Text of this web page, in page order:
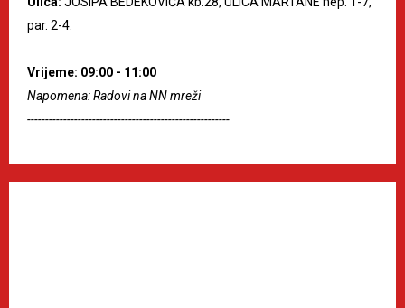
par. 2-4.
Vrijeme: 09:00 - 11:00
Napomena: Radovi na NN mreži
--------------------------------------------------------